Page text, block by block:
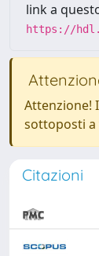
link a
https://
Attenzione!
sottoposti a
Citazioni